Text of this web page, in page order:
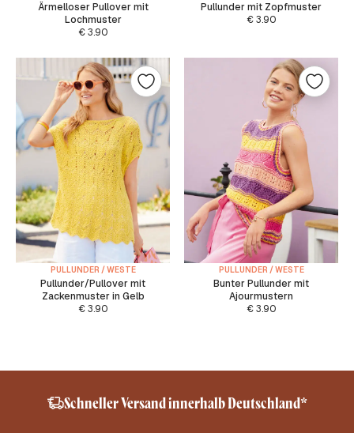
Ärmelloser Pullover mit
Lochmuster
€3.90
Pullunder mit Zopfmuster
€3.90
PULLUNDER / WESTE
Pullunder/Pullover mit
Zackenmuster in Gelb
€3.90
PULLUNDER / WESTE
Bunter Pullunder mit
Ajourmustern
€3.90
Schneller Versand innerhalb Deutschland*